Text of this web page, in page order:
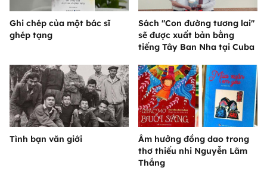
Ghi chép của một bác sĩ
ghép tạng
Sách "Con đường tương lai"
sẽ được xuất bản bằng
tiếng Tây Ban Nha tại Cuba
Tình bạn văn giới
Âm hưởng đồng dao trong
thơ thiếu nhi Nguyễn Lãm
Thắng